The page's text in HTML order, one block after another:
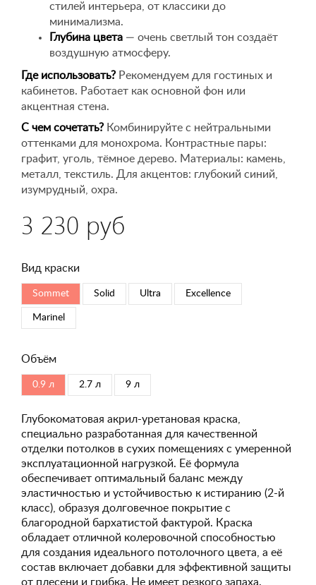
стилей интерьера, от классики до
минимализма.
Глубина цвета — очень светлый тон создаёт
воздушную атмосферу.
Где использовать? Рекомендуем для гостиных и
кабинетов. Работает как основной фон или
акцентная стена.
С чем сочетать? Комбинируйте с нейтральными
оттенками для монохрома. Контрастные пары:
графит, уголь, тёмное дерево. Материалы: камень,
металл, текстиль. Для акцентов: глубокий синий,
изумрудный, охра.
3 230 руб
Вид краски
Sommet Solid Ultra Excellence
Marinel
Объём
0.9 л 2.7 л 9 л
Глубокоматовая акрил-уретановая краска,
специально разработанная для качественной
отделки потолков в сухих помещениях с умеренной
эксплуатационной нагрузкой. Её формула
обеспечивает оптимальный баланс между
эластичностью и устойчивостью к истиранию (2-й
класс), образуя долговечное покрытие с
благородной бархатистой фактурой. Краска
обладает отличной колеровочной способностью
для создания идеального потолочного цвета, а её
состав включает добавки для эффективной защиты
от плесени и грибка. Не имеет резкого запаха.